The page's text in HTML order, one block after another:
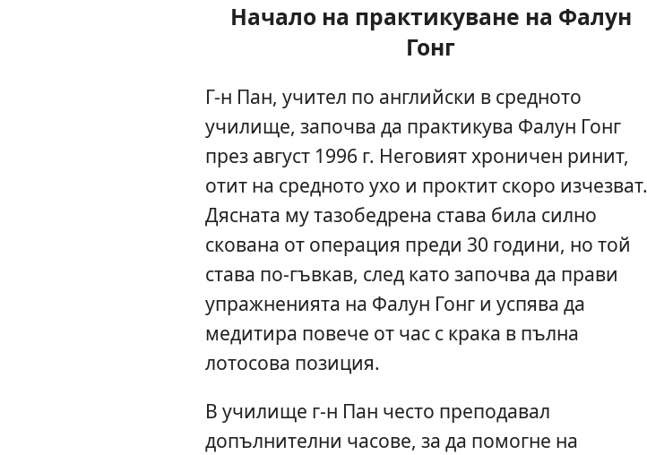
Начало на практикуване на Фалун
Гонг
Г-н Пан, учител по английски в средното
училище, започва да практикува Фалун Гонг
през август 1996 г. Неговият хроничен ринит,
отит на средното ухо и проктит скоро изчезват.
Дясната му тазобедрена става била силно
скована от операция преди 30 години, но той
става по-гъвкав, след като започва да прави
упражненията на Фалун Гонг и успява да
медитира повече от час с крака в пълна
лотосова позиция.
В училище г-н Пан често преподавал
допълнителни часове, за да помогне на